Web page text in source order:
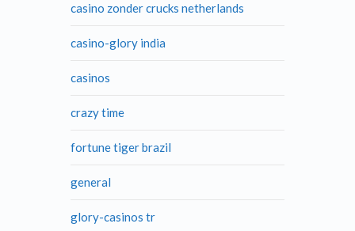
casino zonder crucks netherlands
casino-glory india
casinos
crazy time
fortune tiger brazil
general
glory-casinos tr